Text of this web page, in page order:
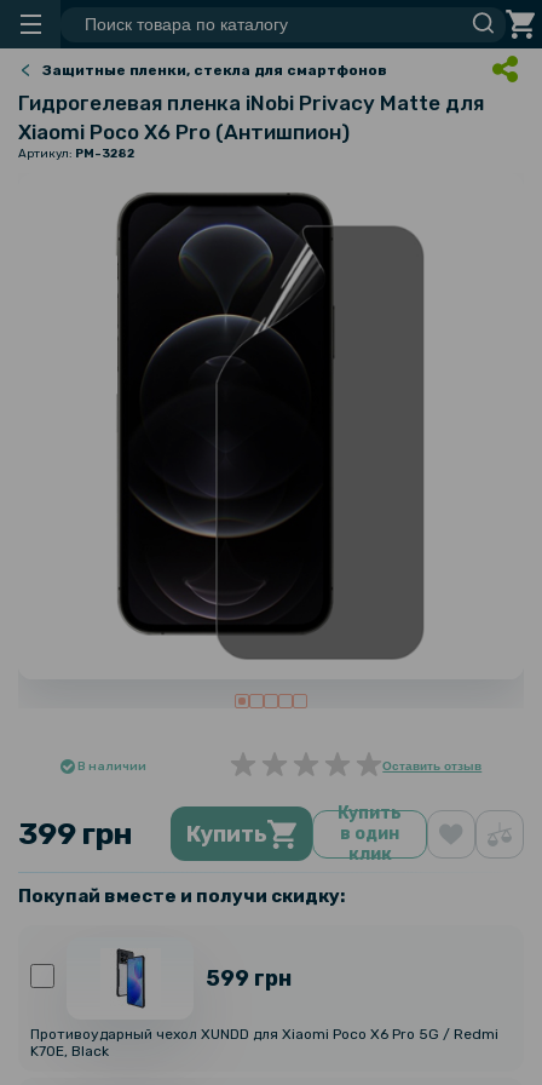
Защитные пленки, стекла для смартфонов
Гидрогелевая пленка iNobi Privacy Matte для
Xiaomi Poco X6 Pro (Антишпион)
Артикул: PM-3282
В наличии Оставить отзыв
399 грн Купить
Купить
в один
клик
Покупай вместе и получи скидку:
599 грн
Противоударный чехол XUNDD для Xiaomi Poco X6 Pro 5G / Redmi
K70E, Black